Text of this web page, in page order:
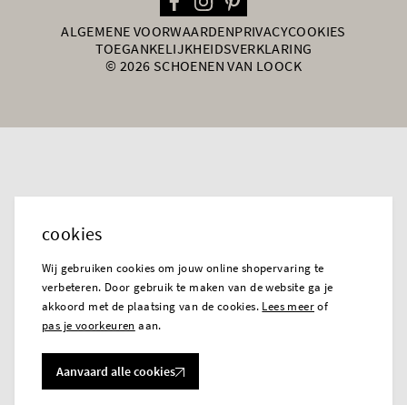
ALGEMENE VOORWAARDENPRIVACYCOOKIES
TOEGANKELIJKHEIDSVERKLARING
© 2026 SCHOENEN VAN LOOCK
cookies
Wij gebruiken cookies om jouw online shopervaring te
verbeteren. Door gebruik te maken van de website ga je
akkoord met de plaatsing van de cookies. Lees meerof
pas je voorkeuren aan.
Aanvaard alle cookies